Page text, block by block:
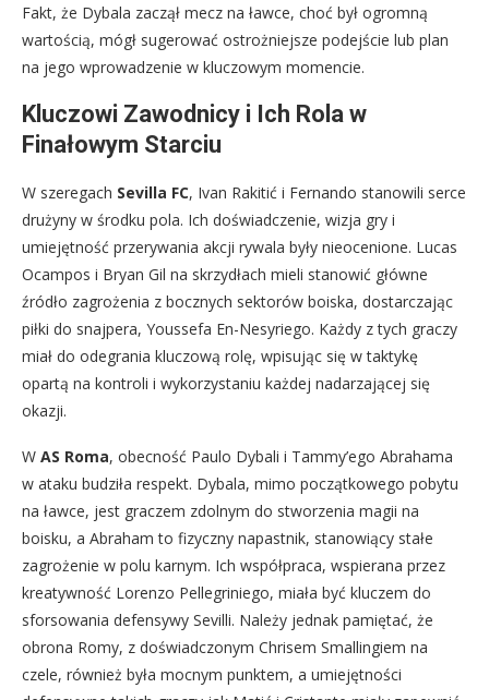
Fakt, że Dybala zaczął mecz na ławce, choć był ogromną
wartością, mógł sugerować ostrożniejsze podejście lub plan
na jego wprowadzenie w kluczowym momencie.
Kluczowi Zawodnicy i Ich Rola w
Finałowym Starciu
W szeregach Sevilla FC, Ivan Rakitić i Fernando stanowili serce
drużyny w środku pola. Ich doświadczenie, wizja gry i
umiejętność przerywania akcji rywala były nieocenione. Lucas
Ocampos i Bryan Gil na skrzydłach mieli stanowić główne
źródło zagrożenia z bocznych sektorów boiska, dostarczając
piłki do snajpera, Youssefa En-Nesyriego. Każdy z tych graczy
miał do odegrania kluczową rolę, wpisując się w taktykę
opartą na kontroli i wykorzystaniu każdej nadarzającej się
okazji.
W AS Roma, obecność Paulo Dybali i Tammy’ego Abrahama
w ataku budziła respekt. Dybala, mimo początkowego pobytu
na ławce, jest graczem zdolnym do stworzenia magii na
boisku, a Abraham to fizyczny napastnik, stanowiący stałe
zagrożenie w polu karnym. Ich współpraca, wspierana przez
kreatywność Lorenzo Pellegriniego, miała być kluczem do
sforsowania defensywy Sevilli. Należy jednak pamiętać, że
obrona Romy, z doświadczonym Chrisem Smallingiem na
czele, również była mocnym punktem, a umiejętności